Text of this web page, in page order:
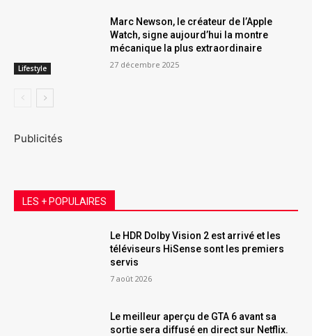
Lifestyle
Marc Newson, le créateur de l’Apple
Watch, signe aujourd’hui la montre
mécanique la plus extraordinaire
27 décembre 2025
Publicités
LES + POPULAIRES
Le HDR Dolby Vision 2 est arrivé et les
téléviseurs HiSense sont les premiers
servis
7 août 2026
Le meilleur aperçu de GTA 6 avant sa
sortie sera diffusé en direct sur Netflix.